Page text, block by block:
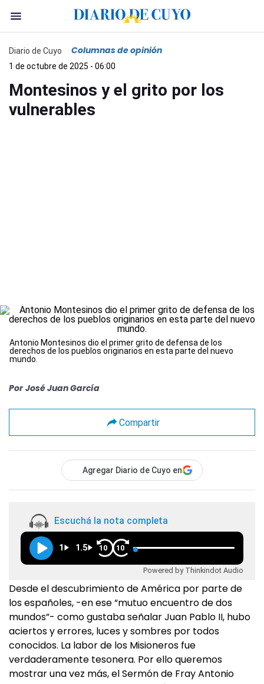
Diario de Cuyo Columnas de opinión
1 de octubre de 2025 - 06:00
Montesinos y el grito por los
vulnerables
Antonio Montesinos dio el primer grito de defensa de los
derechos de los pueblos originarios en esta parte del nuevo
mundo.
Por José Juan García
Compartir
Agregar Diario de Cuyo en
Escuchá la nota completa
1 1.5 10 10
Powered by Thinkindot Audio
Desde el descubrimiento de América por parte de
los españoles, -en ese “mutuo encuentro de dos
mundos”- como gustaba señalar Juan Pablo II, hubo
aciertos y errores, luces y sombres por todos
conocidos. La labor de los Misioneros fue
verdaderamente tesonera. Por ello queremos
mostrar una vez más, el Sermón de Fray Antonio